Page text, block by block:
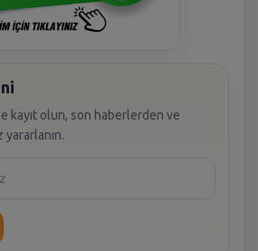
kayıt olun, son haberlerden ve